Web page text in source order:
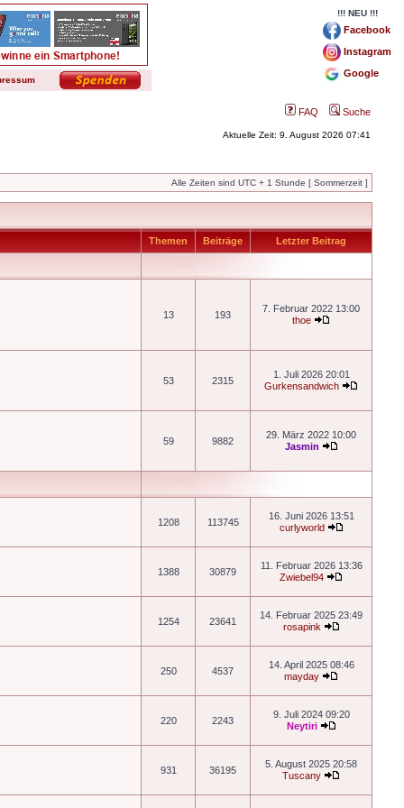
!!! NEU !!!
Facebook
Instagram
Google
FAQ Suche
Aktuelle Zeit: 9. August 2026 07:41
Alle Zeiten sind UTC + 1 Stunde [ Sommerzeit ]
Themen Beiträge Letzter Beitrag
13 193
7. Februar 2022 13:00
thoe
53 2315
1. Juli 2026 20:01
Gurkensandwich
59 9882
29. März 2022 10:00
Jasmin
1208 113745
16. Juni 2026 13:51
curlyworld
1388 30879
11. Februar 2026 13:36
Zwiebel94
1254 23641
14. Februar 2025 23:49
rosapink
250 4537
14. April 2025 08:46
mayday
220 2243
9. Juli 2024 09:20
Neytiri
931 36195
5. August 2025 20:58
Tuscany